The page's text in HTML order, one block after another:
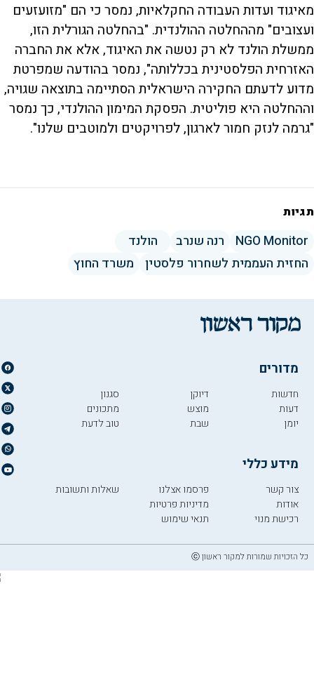
מאיגוד ועדות העבודה החקלאיות, נמסר כי הם "מזועזעים
ועצובים" מההחלטה ההולנדית. "בהחלטה הגורלית הזו,
ממשלת הולנד לא רק נטשה את האיגוד, אלא את החברה
האזרחית הפלסטינית בכללותה", נמסר בהודעה שמפרטת
מדוע לדעתם החקירה הישראלית הסתיימה בתוצאה שגויה,
וההחלטה היא פוליטית. הפסקת המימון ההולנדי, כך נמסר
"גרמה לנזק חמור לארגון, לפרויקטים ולמוטבים שלנו".
תגיות
NGO Monitor רנה שנרב
הולנד
החזית העממית לשחרור פלסטין
משרד החוץ
מדורים
חדשות
דעות
יומן
דיוקן
מוצש
שבת
סגנון
מתכונים
טוב לדעת
מידע כללי
צור קשר
אודות
רכישת מנוי
פרסמו אצלנו
מדיניות פרטיות
תנאי שימוש
שאלות ותשובות
כל הזכויות שמורות למקור ראשון ⓒ